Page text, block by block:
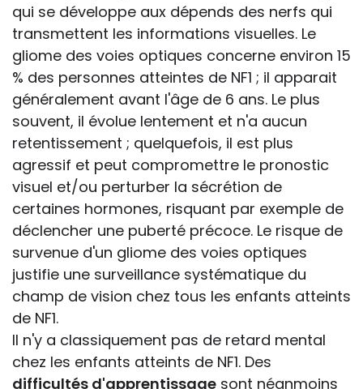
qui se développe aux dépends des nerfs qui
transmettent les informations visuelles. Le
gliome des voies optiques concerne environ 15
% des personnes atteintes de NF1 ; il apparait
généralement avant l'âge de 6 ans. Le plus
souvent, il évolue lentement et n'a aucun
retentissement ; quelquefois, il est plus
agressif et peut compromettre le pronostic
visuel et/ou perturber la sécrétion de
certaines hormones, risquant par exemple de
déclencher une puberté précoce. Le risque de
survenue d'un gliome des voies optiques
justifie une surveillance systématique du
champ de vision chez tous les enfants atteints
de NF1.
Il n'y a classiquement pas de retard mental
chez les enfants atteints de NF1. Des
difficultés d'apprentissage sont néanmoins